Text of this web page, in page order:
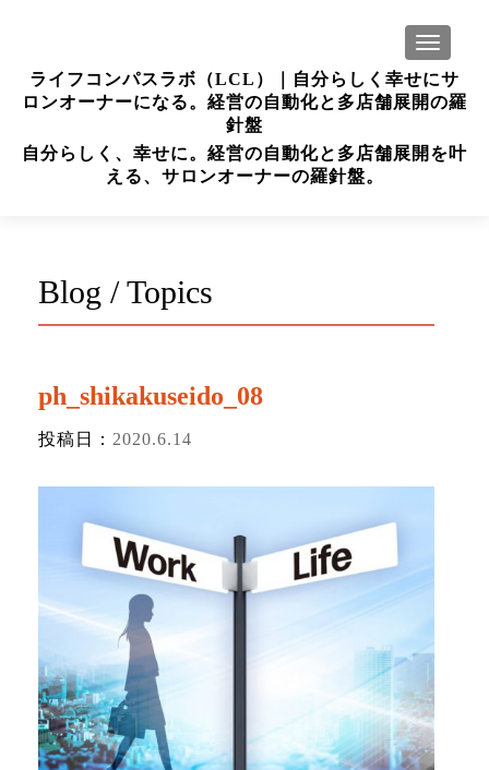
ナビゲ
ライフコンパスラボ（LCL）｜自分らしく幸せにサ
ロンオーナーになる。経営の自動化と多店舗展開の羅
針盤
自分らしく、幸せに。経営の自動化と多店舗展開を叶
える、サロンオーナーの羅針盤。
Blog / Topics
ph_shikakuseido_08
投稿日： 2020.6.14